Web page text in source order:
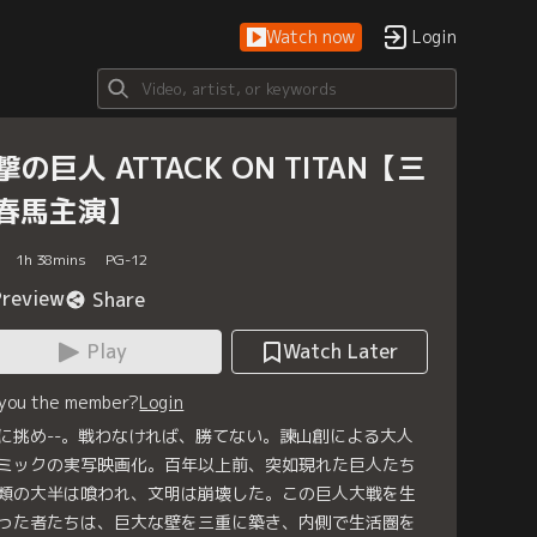
Watch now Login
の巨人 ATTACK ON TITAN【三
馬主演】
1h 38mins PG-12
Share
Play
Watch Later
the member?Login
挑め--。戦わなければ、勝てない。諫山創による大人
ックの実写映画化。百年以上前、突如現れた巨人たち
の大半は喰われ、文明は崩壊した。この巨人大戦を生
た者たちは、巨大な壁を三重に築き、内側で生活圏を